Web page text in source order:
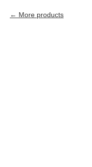
More products